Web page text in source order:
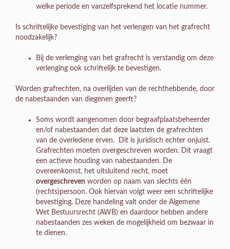
welke periode en vanzelfsprekend het locatie nummer.
Is schriftelijke bevestiging van het verlengen van het grafrecht
noodzakelijk?
Bij de verlenging van het grafrecht is verstandig om deze
verlenging ook schriftelijk te bevestigen.
Worden grafrechten, na overlijden van de rechthebbende, door
de nabestaanden van diegenen geerft?
Soms wordt aangenomen door begraafplaatsbeheerder
en/of nabestaanden dat deze laatsten de grafrechten
van de overledene erven. Dit is juridisch echter onjuist.
Grafrechten moeten overgeschreven worden. Dit vraagt
een actieve houding van nabestaanden. De
overeenkomst, het uitsluitend recht, moet
overgeschreven worden op naam van slechts één
(rechts)persoon. Ook hiervan volgt weer een schriftelijke
bevestiging. Deze handeling valt onder de Algemene
Wet Bestuursrecht (AWB) en daardoor hebben andere
nabestaanden zes weken de mogelijkheid om bezwaar in
te dienen.